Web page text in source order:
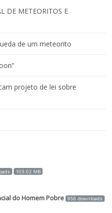
DE METEORITOS E
de um meteorito
projeto de lei sobre
103.02 MB
do Homem Pobre 956 downloads